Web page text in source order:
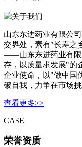
山东东进药业有限公
交界处，素有"长寿
——山东东进药业有限
存，以质量求发展"的
企业使命，以"做中国
破自我，力争在市场
查看更多>>
CASE
荣誉资质